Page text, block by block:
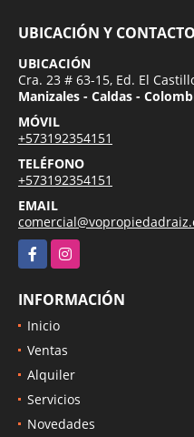
UBICACIÓN Y CONTACTO
UBICACIÓN
Cra. 23 # 63-15, Ed. El
Manizales - Caldas -
MÓVIL
+573192354151
TELÉFONO
+573192354151
EMAIL
FacebookInstagram
INFORMACIÓN
Inicio
Ventas
Alquiler
Servicios